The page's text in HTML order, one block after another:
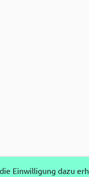
Einwilligung dazu